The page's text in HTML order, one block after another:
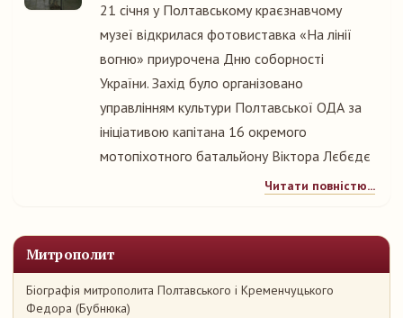
Митрополит
Біографія митрополита Полтавського і Кременчуцького
Федора (Бубнюка)
21 січня у Полтавському краєзнавчому
музеї відкрилася фотовиставка «На лінії
вогню» приурочена Дню соборності
України. Захід було організовано
управлінням культури Полтавської ОДА за
ініціативою капітана 16 окремого
мотопіхотного батальйону Віктора Лєбєдє
Читати повністю...